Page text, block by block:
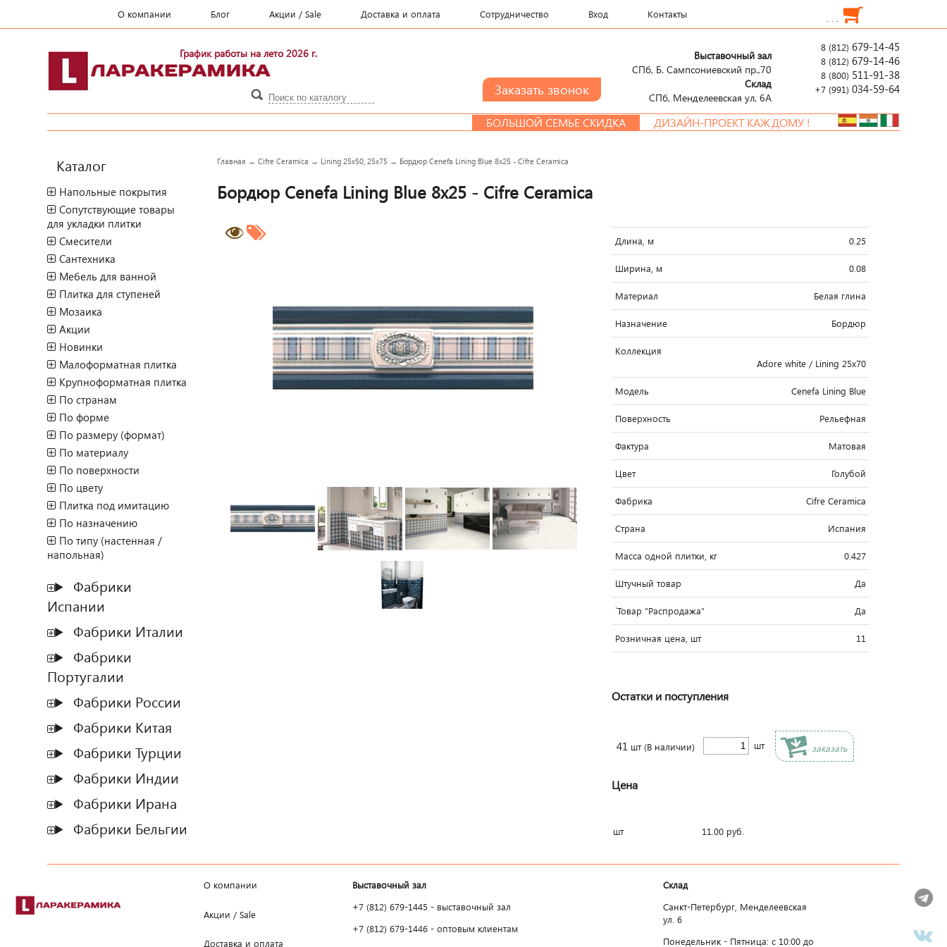
О компании Блог Акции / Sale Доставка и оплата Сотрудничество Вход Контакты . . .
График работы на лето 2026 г. 8 (812) 679-14-45
8 (812) 679-14-46
8 (800) 511-91-38
+7 (991) 034-59-64
Выставочный зал
СПб, Б. Сампсониевский пр.,70
Склад
СПб, Менделеевcкая ул, 6А
БОЛЬШОЙ СЕМЬЕ СКИДКА ДИЗАЙН-ПРОЕКТ КАЖДОМУ !
Каталог
Напольные покрытия
Сопутствующие товары
для укладки плитки
Смесители
Сантехника
Мебель для ванной
Плитка для ступеней
Мозаика
Акции
Новинки
Малоформатная плитка
Крупноформатная плитка
По странам
По форме
По размеру (формат)
По материалу
По поверхности
По цвету
Плитка под имитацию
По назначению
По типу (настенная /
напольная)
Фабрики
Испании
Фабрики Италии
Фабрики
Португалии
Фабрики России
Фабрики Китая
Фабрики Турции
Фабрики Индии
Фабрики Ирана
Фабрики Бельгии
Главная →Cifre Ceramica → Lining 25x50, 25x75 → Бордюр Cenefa Lining Blue 8x25 - Cifre Ceramica
Бордюр Cenefa Lining Blue 8x25 - Cifre Ceramica
Длина, м 0.25
Ширина, м 0.08
Материал Белая глина
Назначение Бордюр
Коллекция
Adore white / Lining 25x70
Модель Cenefa Lining Blue
Поверхность Рельефная
Фактура Матовая
Цвет Голубой
Фабрика Cifre Ceramica
Страна Испания
Масса одной плитки, кг 0.427
Штучный товар Да
`Товар "Распродажа" Да
Розничная цена, шт 11
Остатки и поступления
41шт(В наличии) шт заказать
Цена
шт 11.00руб.
О компании
Акции / Sale
Доставка и оплата
Выставочный зал
+7 (812) 679-1445 - выставочный зал
+7 (812) 679-1446 - оптовым клиентам
Склад
Санкт-Петербург, Менделеевская
ул. 6
Понедельник - Пятница: c 10:00 до